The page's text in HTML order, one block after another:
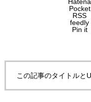
Pocket
RSS
feedly
Pin it
この記事のタイトルと